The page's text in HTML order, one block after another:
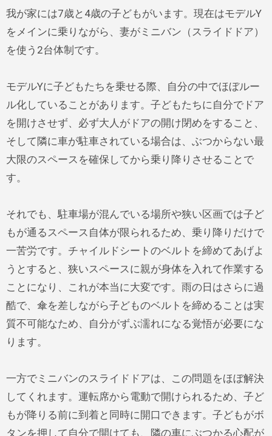
我が家には7歳と4歳の子どもがいます。現在はモデルY
をメインに乗りながら、妻がミニバン（スライドドア）
を使う2台体制です。
モデルYに子どもたちを乗せる際、自分の中でほぼルー
ル化していることがあります。子どもたちに自分でドア
を開けさせず、必ず大人がドアの開け閉めをすること、
そして隣に車が駐車されている場合は、ぶつからない最
大限のスペースを確保してから乗り降りさせることで
す。
それでも、駐車場が混んでいる場所や狭い区画では子ど
もが通るスペース自体が限られるため、乗り降りだけで
一苦労です。チャイルドシートのベルトを締めてあげよ
うとすると、狭いスペースに親が身体を入れて作業する
ことになり、これが本当に大変です。雨の日はさらに過
酷で、傘を差しながら子どものベルトを締めることは実
質不可能なため、自分がずぶ濡れになる覚悟が必要にな
ります。
一方でミニバンのスライドドアは、この問題をほぼ解決
してくれます。運転席から電動で開けられるため、子ど
もが降りる前に到着と同時に開口できます。子どもがボ
タンを押して自分で開けても、隣の車にぶつかる心配が